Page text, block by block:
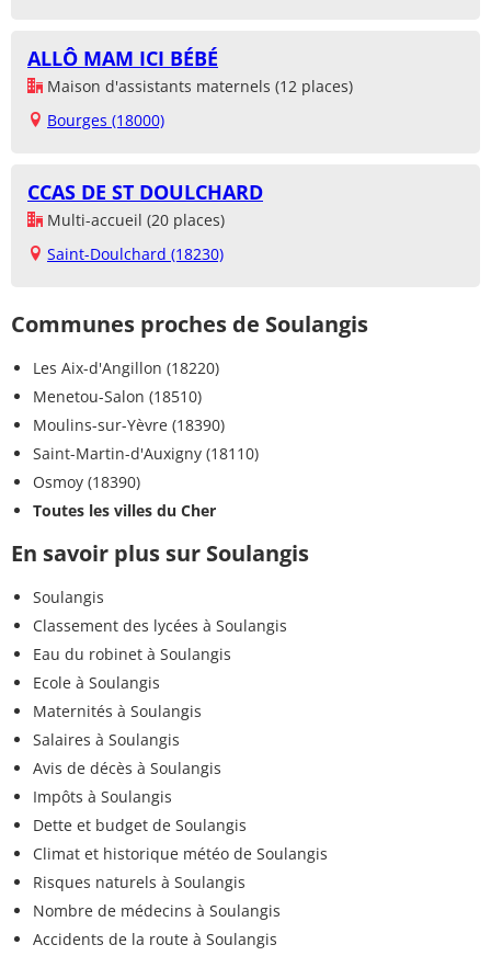
ALLÔ MAM ICI BÉBÉ
Maison d'assistants maternels (12 places)
Bourges (18000)
CCAS DE ST DOULCHARD
Multi-accueil (20 places)
Saint-Doulchard (18230)
Communes proches de Soulangis
Les Aix-d'Angillon (18220)
Menetou-Salon (18510)
Moulins-sur-Yèvre (18390)
Saint-Martin-d'Auxigny (18110)
Osmoy (18390)
Toutes les villes du Cher
En savoir plus sur Soulangis
Soulangis
Classement des lycées à Soulangis
Eau du robinet à Soulangis
Ecole à Soulangis
Maternités à Soulangis
Salaires à Soulangis
Avis de décès à Soulangis
Impôts à Soulangis
Dette et budget de Soulangis
Climat et historique météo de Soulangis
Risques naturels à Soulangis
Nombre de médecins à Soulangis
Accidents de la route à Soulangis